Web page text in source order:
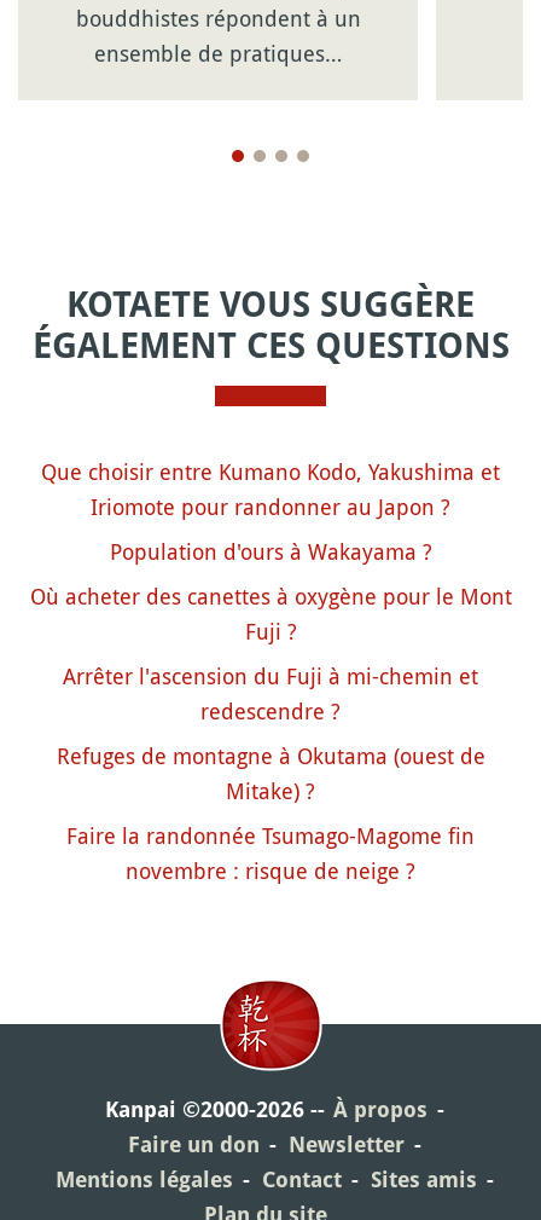
bouddhistes répondent à un
ensemble de pratiques…
KOTAETE VOUS SUGGÈRE
ÉGALEMENT CES QUESTIONS
Que choisir entre Kumano Kodo, Yakushima et
Iriomote pour randonner au Japon ?
Population d'ours à Wakayama ?
Où acheter des canettes à oxygène pour le Mont
Fuji ?
Arrêter l'ascension du Fuji à mi-chemin et
redescendre ?
Refuges de montagne à Okutama (ouest de
Mitake) ?
Faire la randonnée Tsumago-Magome fin
novembre : risque de neige ?
Kanpai ©2000-2026
À propos
Faire un don
Newsletter
Mentions légales
Contact
Sites amis